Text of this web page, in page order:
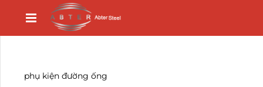
phụ kiện đường ống